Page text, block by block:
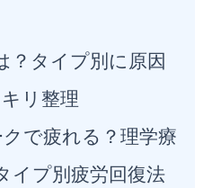
？タイプ別に原因
リ整理
で疲れる？理学療
イプ別疲労回復法